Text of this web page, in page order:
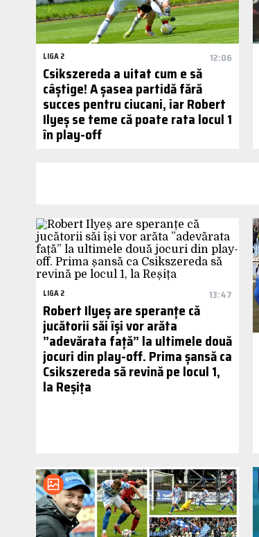
LIGA 2 12:06
Csikszereda a uitat cum e să
câștige! A șasea partidă fără
succes pentru ciucani, iar Robert
Ilyeș se teme că poate rata locul 1
în play-off
LIGA 2 13:47
Robert Ilyeș are speranțe că
jucătorii săi își vor arăta
”adevărata față” la ultimele două
jocuri din play-off. Prima șansă ca
Csikszereda să revină pe locul 1,
la Reșița